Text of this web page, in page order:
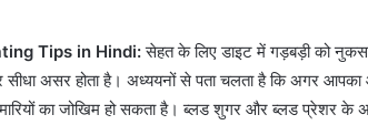
Tips in Hindi:सेहत के लिए डाइट में गड़बड़ी को
असर होता है। अध्ययनों से पता चलता है कि अगर आपका
का जोखिम हो सकता है। ब्लड शुगर और ब्लड प्रेशर के